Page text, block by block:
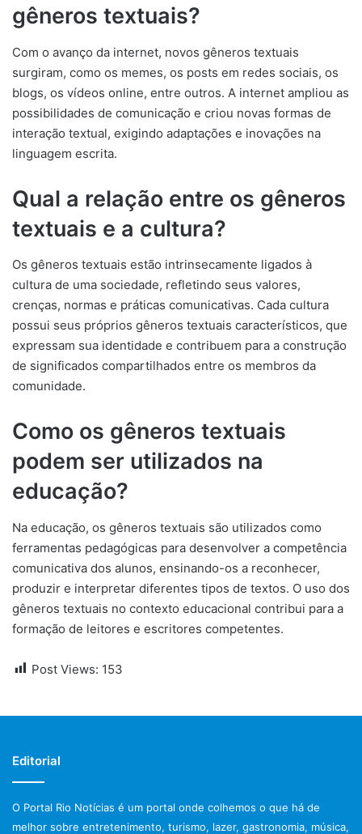
gêneros textuais?
Com o avanço da internet, novos gêneros textuais
surgiram, como os memes, os posts em redes sociais, os
blogs, os vídeos online, entre outros. A internet ampliou as
possibilidades de comunicação e criou novas formas de
interação textual, exigindo adaptações e inovações na
linguagem escrita.
Qual a relação entre os gêneros
textuais e a cultura?
Os gêneros textuais estão intrinsecamente ligados à
cultura de uma sociedade, refletindo seus valores,
crenças, normas e práticas comunicativas. Cada cultura
possui seus próprios gêneros textuais característicos, que
expressam sua identidade e contribuem para a construção
de significados compartilhados entre os membros da
comunidade.
Como os gêneros textuais
podem ser utilizados na
educação?
Na educação, os gêneros textuais são utilizados como
ferramentas pedagógicas para desenvolver a competência
comunicativa dos alunos, ensinando-os a reconhecer,
produzir e interpretar diferentes tipos de textos. O uso dos
gêneros textuais no contexto educacional contribui para a
formação de leitores e escritores competentes.
Post Views: 153
Editorial
O Portal Rio Notícias é um portal onde colhemos o que há de
melhor sobre entretenimento, turismo, lazer, gastronomia, música,